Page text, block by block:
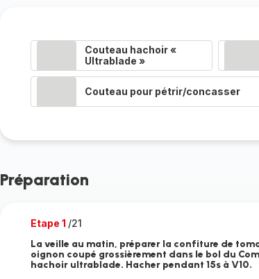
Couteau hachoir «
Ultrablade »
Couteau pour pétrir/concasser
Préparation
Etape 1 /21
La veille au matin, préparer la confiture de
oignon coupé grossièrement dans le bol du
hachoir ultrablade. Hacher pendant 15s à V10.